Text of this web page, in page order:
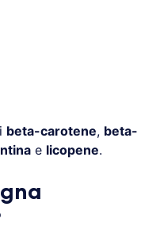
beta-carotene, beta-
e licopene.